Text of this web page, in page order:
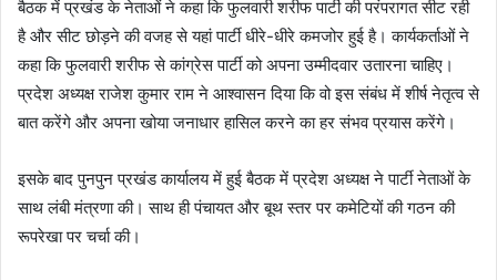
बैठक में प्रखंड के नेताओं ने कहा कि फुलवारी शरीफ पार्टी की परंपरागत सीट रही
है और सीट छोड़ने की वजह से यहां पार्टी धीरे-धीरे कमजोर हुई है। कार्यकर्ताओं ने
कहा कि फुलवारी शरीफ से कांग्रेस पार्टी को अपना उम्मीदवार उतारना चाहिए।
प्रदेश अध्यक्ष राजेश कुमार राम ने आश्वासन दिया कि वो इस संबंध में शीर्ष नेतृत्व से
बात करेंगे और अपना खोया जनाधार हासिल करने का हर संभव प्रयास करेंगे।
इसके बाद पुनपुन प्रखंड कार्यालय में हुई बैठक में प्रदेश अध्यक्ष ने पार्टी नेताओं के
साथ लंबी मंत्रणा की। साथ ही पंचायत और बूथ स्तर पर कमेटियों की गठन की
रूपरेखा पर चर्चा की।